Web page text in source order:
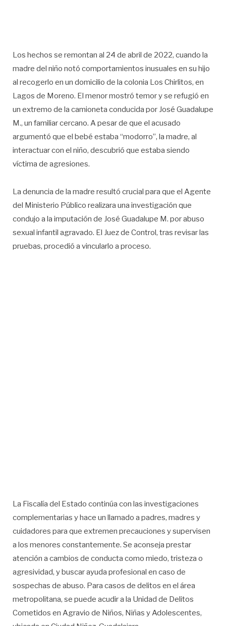
Los hechos se remontan al 24 de abril de 2022, cuando la
madre del niño notó comportamientos inusuales en su hijo
al recogerlo en un domicilio de la colonia Los Chirlitos, en
Lagos de Moreno. El menor mostró temor y se refugió en
un extremo de la camioneta conducida por José Guadalupe
M., un familiar cercano. A pesar de que el acusado
argumentó que el bebé estaba “modorro”, la madre, al
interactuar con el niño, descubrió que estaba siendo
víctima de agresiones.
La denuncia de la madre resultó crucial para que el Agente
del Ministerio Público realizara una investigación que
condujo a la imputación de José Guadalupe M. por abuso
sexual infantil agravado. El Juez de Control, tras revisar las
pruebas, procedió a vincularlo a proceso.
La Fiscalía del Estado continúa con las investigaciones
complementarias y hace un llamado a padres, madres y
cuidadores para que extremen precauciones y supervisen
a los menores constantemente. Se aconseja prestar
atención a cambios de conducta como miedo, tristeza o
agresividad, y buscar ayuda profesional en caso de
sospechas de abuso. Para casos de delitos en el área
metropolitana, se puede acudir a la Unidad de Delitos
Cometidos en Agravio de Niños, Niñas y Adolescentes,